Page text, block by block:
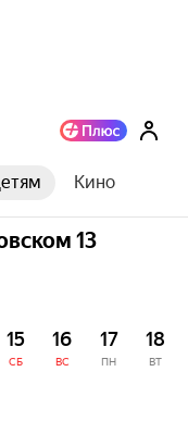
Кино
13
15
СБ
16
ВС
17
ПН
18
ВТ